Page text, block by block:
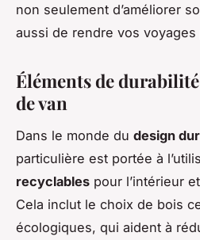
non seulement d’améliorer
aussi de rendre vos voyages
Éléments de
de van
Dans le monde du design
particulière est portée à
recyclables pour l’intérieur
Cela inclut le choix de bois
écologiques, qui aident à